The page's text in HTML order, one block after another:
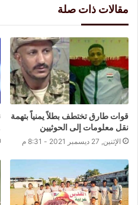
مقالات ذات صلة
قوات طارق تختطف بطلاً يمنياً بتهمة
نقل معلومات إلى الحوثيين
الإثنين, 27 ديسمبر 2021 - 8:31 م